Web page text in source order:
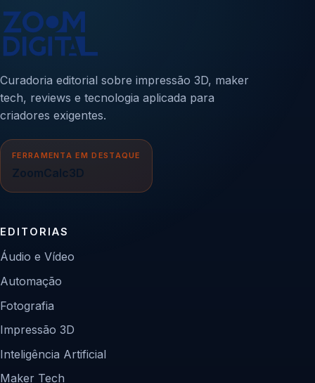
Curadoria editorial sobre impressão 3D, maker
tech, reviews e tecnologia aplicada para
criadores exigentes.
FERRAMENTA EM DESTAQUE
ZoomCalc3D
EDITORIAS
Áudio e Vídeo
Automação
Fotografia
Impressão 3D
Inteligência Artificial
Maker Tech